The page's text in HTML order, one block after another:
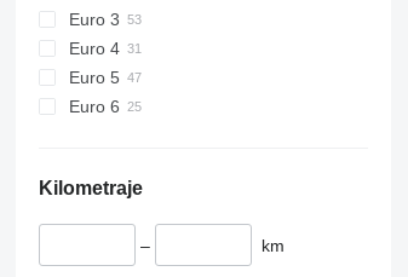
Euro 3
Euro 4
Euro 5
Euro 6
Kilometraje
– km